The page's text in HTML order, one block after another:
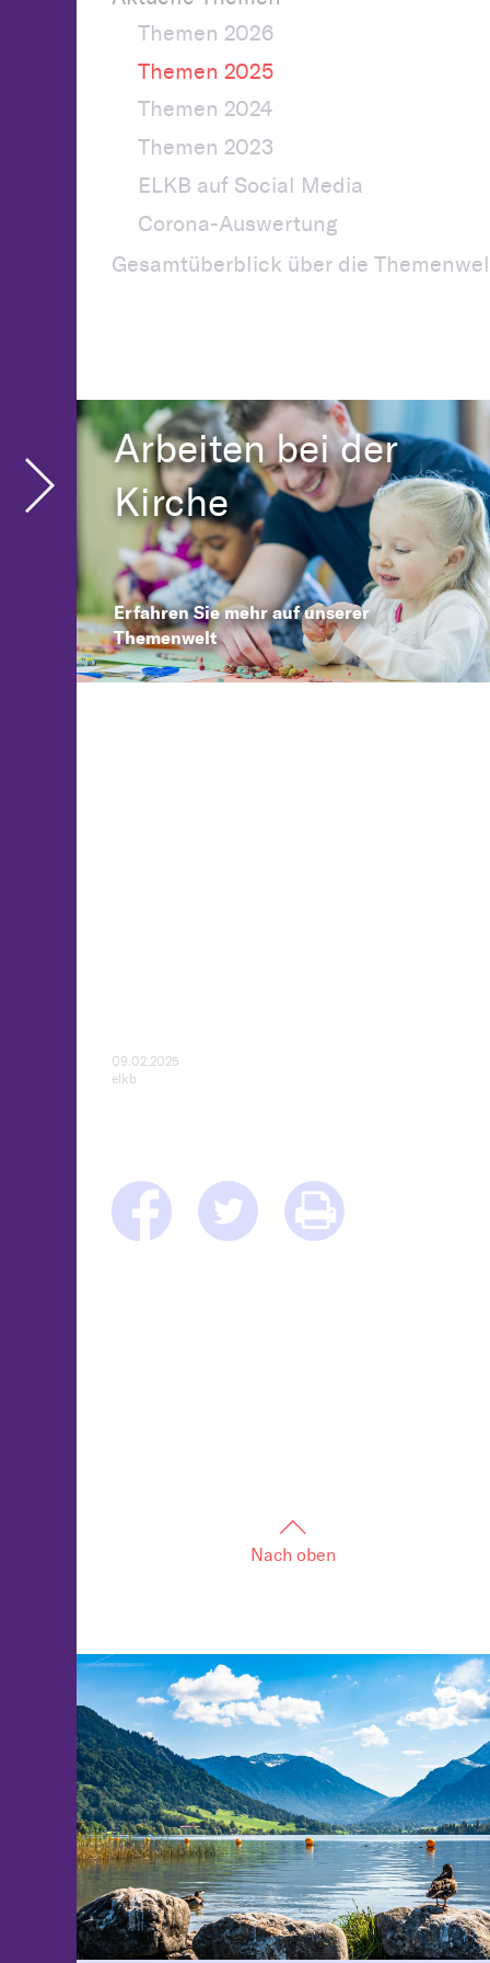
Themen 2026
Themen 2025
Themen 2024
Themen 2023
ELKB auf Social Media
Corona-Auswertung
Gesamtüberblick über die
Arbeiten bei der
Kirche
Erfahren Sie mehr auf unserer
Themenwelt
09.02.2025
elkb
Nach oben